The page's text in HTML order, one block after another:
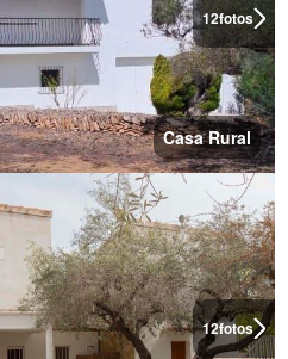
12fotos
Casa Rural
12fotos